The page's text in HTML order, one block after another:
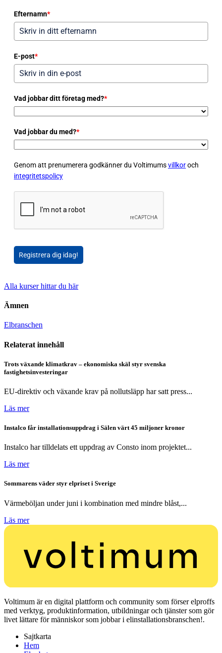
Efternamn*
E-post*
Vad jobbar ditt företag med?*
Vad jobbar du med?*
Genom att prenumerera godkänner du Voltimumsvillkoroch
integritetspolicy
Registrera dig idag!
Alla kurser hittar du här
Ämnen
Elbranschen
Relaterat innehåll
Trots växande klimatkrav – ekonomiska skäl styr svenska
fastighetsinvesteringar
EU-direktiv och växande krav på nollutsläpp har satt press...
Läs mer
Instalco får installationsuppdrag i Sälen värt 45 miljoner kronor
Instalco har tilldelats ett uppdrag av Consto inom projektet...
Läs mer
Sommarens väder styr elpriset i Sverige
Värmeböljan under juni i kombination med mindre blåst,...
Läs mer
Voltimum är en digital plattform och community som förser elproffs
med verktyg, produktinformation, utbildningar och tjänster som gör
livet lättare för människor som jobbar i elinstallationsbranschen!.
Sajtkarta
Hem